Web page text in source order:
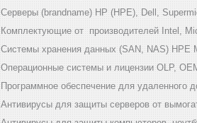
Серверы (brandname) HP (HPE), Dell,
Комплектующие от производителей Intel,
Системы хранения данных (SAN, NAS) HPE
Операционные системы и лицензии OLP,
Программное обеспечение для удаленного
Антивирусы для защиты серверов от